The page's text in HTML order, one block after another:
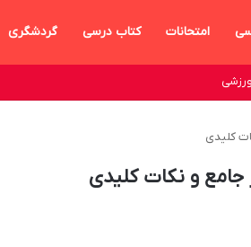
امتحانات کتاب درسی گردشگری
ورزشی
کلیدی
جامع و نکات کلیدی